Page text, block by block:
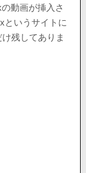
動画が挿入さ
というサイトに
残してありま